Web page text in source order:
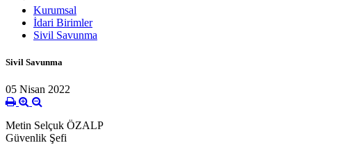
Kurumsal
İdari Birimler
Sivil Savunma
Sivil Savunma
05 Nisan 2022
Metin Selçuk ÖZALP
Güvenlik Şefi